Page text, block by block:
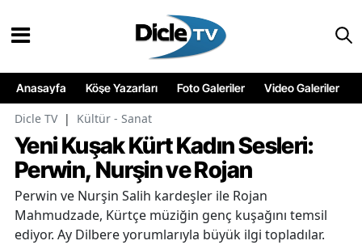
Anasayfa Köşe Yazarları Foto Galeriler Video Galeriler
Dicle TV | Kültür - Sanat
Yeni Kuşak Kürt Kadın Sesleri:
Perwin, Nurşin ve Rojan
Perwin ve Nurşin Salih kardeşler ile Rojan
Mahmudzade, Kürtçe müziğin genç kuşağını temsil
ediyor. Ay Dilbere yorumlarıyla büyük ilgi topladılar.